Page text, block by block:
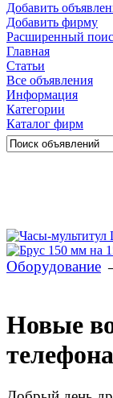
Добавить
Добавить фирму
Расширенный
Главная
Статьи
Все объявления
Информация
Категории
Каталог фирм
Оборудование
Новые
телефона